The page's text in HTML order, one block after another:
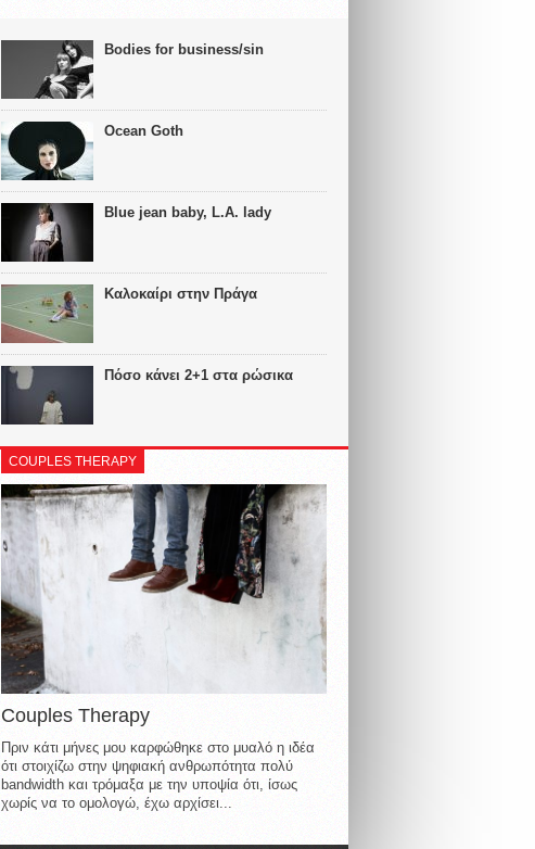
Bodies for business/sin
Ocean Goth
Blue jean baby, L.A. lady
Καλοκαίρι στην Πράγα
Πόσο κάνει 2+1 στα ρώσικα
COUPLES THERAPY
Couples Therapy
Πριν κάτι μήνες μου καρφώθηκε στο μυαλό η ιδέα
ότι στοιχίζω στην ψηφιακή ανθρωπότητα πολύ
bandwidth και τρόμαξα με την υποψία ότι, ίσως
χωρίς να το ομολογώ, έχω αρχίσει...